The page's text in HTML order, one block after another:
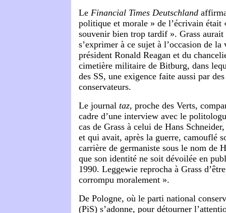
Le Financial Times Deutschland
politique et morale » de l’écrivain était
souvenir bien trop tardif ». Grass
s’exprimer à ce sujet à l’occasion de
président Ronald Reagan et du
cimetière militaire de Bitburg, dans
des SS, une exigence faite aussi par
conservateurs.
Le journal taz, proche des Verts,
cadre d’une interview avec le
cas de Grass à celui de Hans
et qui avait, après la guerre, camouflé
carrière de germaniste sous le nom de
que son identité ne soit dévoilée en
1990. Leggewie reprocha à Grass
corrompu moralement ».
De Pologne, où le parti national
(PiS) s’adonne, pour détourner